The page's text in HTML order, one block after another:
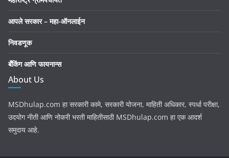
आपले सरकार – महा-ऑनलाईन
निवडणूक
बँकिंग आणि फायनान्स
About Us
MSDhulap.com हा सरकारी कामे, सरकारी योजना, माहिती अधिकार, स्पर्धा परीक्षा,
उदयोग नीती आणि नोकरी भरती माहितीसाठी MSDhulap.com हा एक आदर्श
समुदाय आहे.